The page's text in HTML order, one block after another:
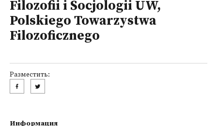
Filozofii i Socjologii UW,
Polskiego Towarzystwa
Filozoficznego
Разместить:
Информация